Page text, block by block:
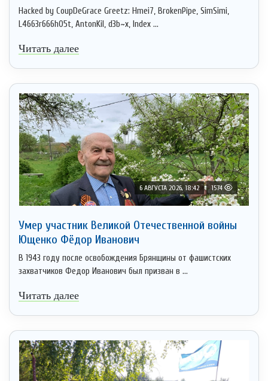
Hacked by CoupDeGrace Greetz: Hmei7, BrokenPipe, SimSimi,
L4663r666h05t, AntonKil, d3b~x, Index ...
Читать далее
6 АВГУСТА 2026, 18:42 1574
Умер участник Великой Отечественной войны
Ющенко Фёдор Иванович
В 1943 году после освобождения Брянщины от фашистских
захватчиков Федор Иванович был призван в ...
Читать далее